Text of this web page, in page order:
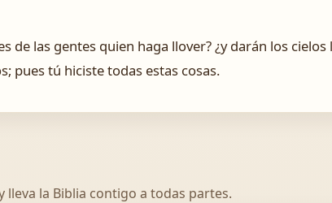
de las gentes quien haga llover? ¿y darán los
pues tú hiciste todas estas cosas.
la Biblia contigo a todas partes.